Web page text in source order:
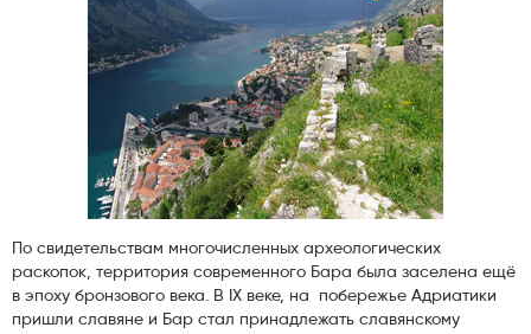
По свидетельствам многочисленных археологических
раскопок, территория современного Бара была заселена ещё
в эпоху бронзового века. В IX веке, на побережье Адриатики
пришли славяне и Бар стал принадлежать славянскому